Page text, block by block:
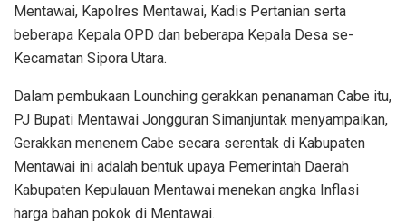
Mentawai, Kapolres Mentawai, Kadis Pertanian serta
beberapa Kepala OPD dan beberapa Kepala Desa se-
Kecamatan Sipora Utara.
Dalam pembukaan Lounching gerakkan penanaman Cabe itu,
PJ Bupati Mentawai Jongguran Simanjuntak menyampaikan,
Gerakkan menenem Cabe secara serentak di Kabupaten
Mentawai ini adalah bentuk upaya Pemerintah Daerah
Kabupaten Kepulauan Mentawai menekan angka Inflasi
harga bahan pokok di Mentawai.